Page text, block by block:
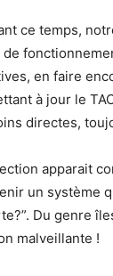
ce temps,
de
en faire
à jour le
directes,
apparait
un système
Du genre
malveillante !